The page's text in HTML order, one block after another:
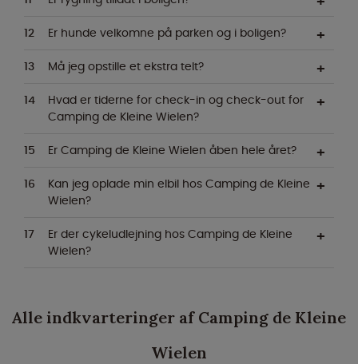
Er hunde velkomne på parken og i boligen?
Må jeg opstille et ekstra telt?
Hvad er tiderne for check-in og check-out for
Camping de Kleine Wielen?
Er Camping de Kleine Wielen åben hele året?
Kan jeg oplade min elbil hos Camping de Kleine
Wielen?
Er der cykeludlejning hos Camping de Kleine
Wielen?
Alle indkvarteringer af Camping de Kleine
Wielen